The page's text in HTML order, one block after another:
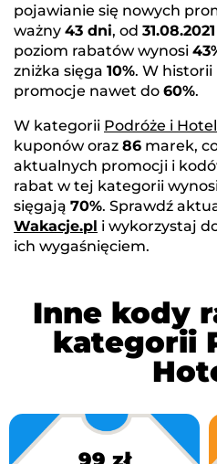
pojawianie się nowych
ważny 43 dni, od 31.08.2021
poziom rabatów wynosi
zniżka sięga 10%. W
promocje nawet do 60%.
W kategorii Podróże i
kuponów oraz 86 marek,
aktualnych promocji i
rabat w tej kategorii
sięgają 70%. Sprawdź
Wakacje.pl i wykorzystaj
ich wygaśnięciem.
Inne kody
kategorii